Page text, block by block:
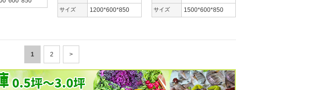
サイズ 1200*600*850 サイズ 1500*600*850
1 2 >